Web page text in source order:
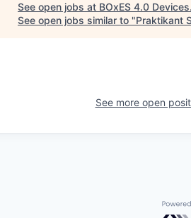
See open jobs at BOxES 4.0 Devices.
See open jobs similar to "Praktikant
See more open